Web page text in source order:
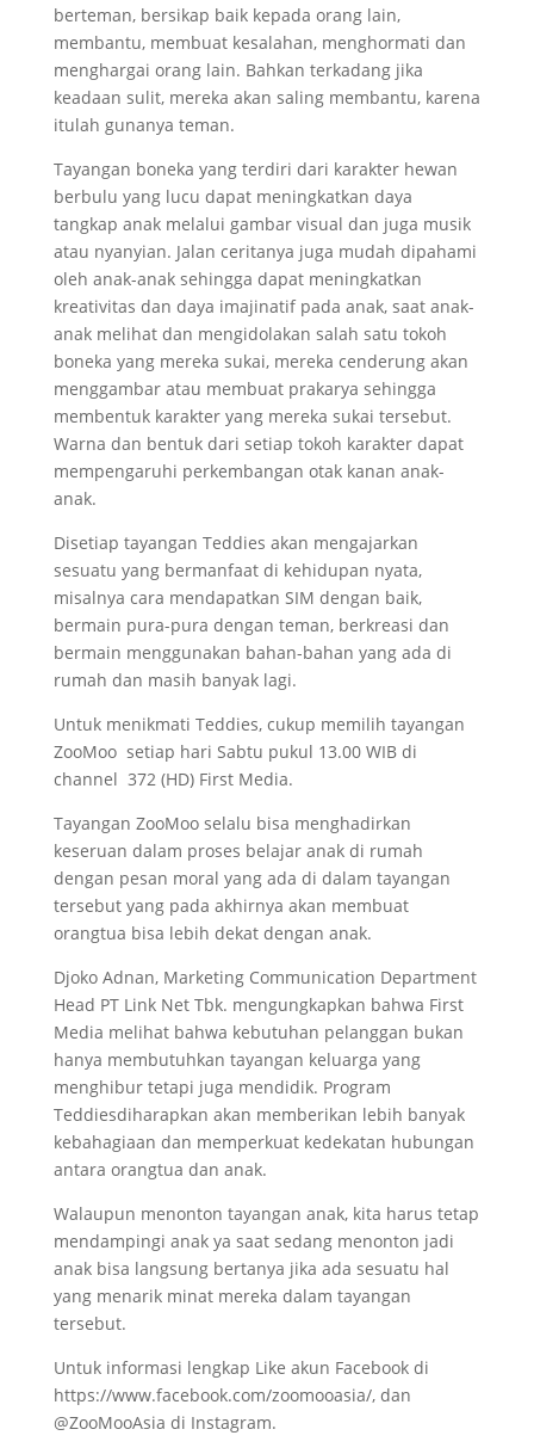
berteman, bersikap baik kepada orang lain,
membantu, membuat kesalahan, menghormati dan
menghargai orang lain. Bahkan terkadang jika
keadaan sulit, mereka akan saling membantu, karena
itulah gunanya teman.
Tayangan boneka yang terdiri dari karakter hewan
berbulu yang lucu dapat meningkatkan daya
tangkap anak melalui gambar visual dan juga musik
atau nyanyian. Jalan ceritanya juga mudah dipahami
oleh anak-anak sehingga dapat meningkatkan
kreativitas dan daya imajinatif pada anak, saat anak-
anak melihat dan mengidolakan salah satu tokoh
boneka yang mereka sukai, mereka cenderung akan
menggambar atau membuat prakarya sehingga
membentuk karakter yang mereka sukai tersebut.
Warna dan bentuk dari setiap tokoh karakter dapat
mempengaruhi perkembangan otak kanan anak-
anak.
Disetiap tayangan Teddies akan mengajarkan
sesuatu yang bermanfaat di kehidupan nyata,
misalnya cara mendapatkan SIM dengan baik,
bermain pura-pura dengan teman, berkreasi dan
bermain menggunakan bahan-bahan yang ada di
rumah dan masih banyak lagi.
Untuk menikmati Teddies, cukup memilih tayangan
ZooMoo setiap hari Sabtu pukul 13.00 WIB di
channel 372 (HD) First Media.
Tayangan ZooMoo selalu bisa menghadirkan
keseruan dalam proses belajar anak di rumah
dengan pesan moral yang ada di dalam tayangan
tersebut yang pada akhirnya akan membuat
orangtua bisa lebih dekat dengan anak.
Djoko Adnan, Marketing Communication Department
Head PT Link Net Tbk. mengungkapkan bahwa First
Media melihat bahwa kebutuhan pelanggan bukan
hanya membutuhkan tayangan keluarga yang
menghibur tetapi juga mendidik. Program
Teddiesdiharapkan akan memberikan lebih banyak
kebahagiaan dan memperkuat kedekatan hubungan
antara orangtua dan anak.
Walaupun menonton tayangan anak, kita harus tetap
mendampingi anak ya saat sedang menonton jadi
anak bisa langsung bertanya jika ada sesuatu hal
yang menarik minat mereka dalam tayangan
tersebut.
Untuk informasi lengkap Like akun Facebook di
https://www.facebook.com/zoomooasia/, dan
@ZooMooAsia di Instagram.